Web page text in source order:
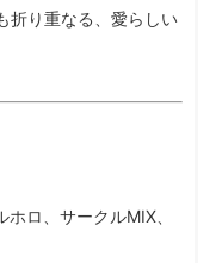
折り重なる、愛らしい
ロ、サークルMIX、